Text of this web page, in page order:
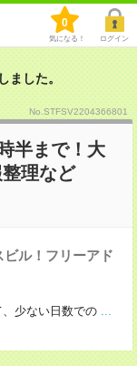
0
気になる！ ログイン
ました。
No.STFSV2204366801
半まで！大
理など
ル！フリーアド
、少ない日数での ...